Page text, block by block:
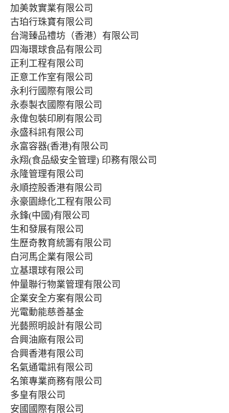
加美敦實業有限公司
古珀行珠寶有限公司
台灣臻品禮坊（香港）有限公司
四海環球食品有限公司
正利工程有限公司
正意工作室有限公司
永利行國際有限公司
永泰製衣國際有限公司
永偉包裝印刷有限公司
永盛科訊有限公司
永富容器(香港)有限公司
永翔(食品級安全管理) 印務有限公司
永隆管理有限公司
永順控股香港有限公司
永豪園綠化工程有限公司
永鋒(中國)有限公司
生和發展有限公司
生歷奇教育統籌有限公司
白河馬企業有限公司
立基環球有限公司
仲量聯行物業管理有限公司
企業安全方案有限公司
光電動能慈善基金
光藝照明設計有限公司
合興油廠有限公司
合興香港有限公司
名氣通電訊有限公司
名策專業商務有限公司
多皇有限公司
安國國際有限公司